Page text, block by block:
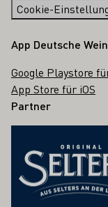
Cookie-
App Deutsche
Google Playstore
App Store für iOS
Partner